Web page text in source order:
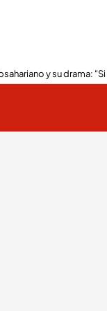
y su drama: